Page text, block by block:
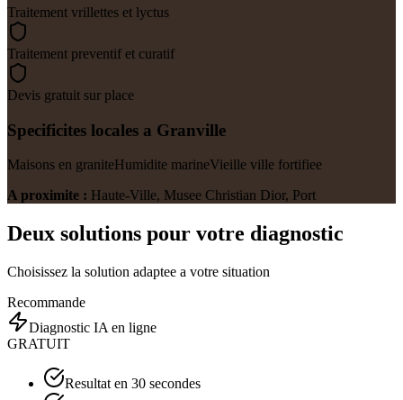
Traitement vrillettes et lyctus
Traitement preventif et curatif
Devis gratuit sur place
Specificites locales a Granville
Maisons en graniteHumidite marineVieille ville fortifiee
A proximite : Haute-Ville, Musee Christian Dior, Port
Deux solutions pour votre diagnostic
Choisissez la solution adaptee a votre situation
Recommande
Diagnostic IA en ligne
GRATUIT
Resultat en 30 secondes